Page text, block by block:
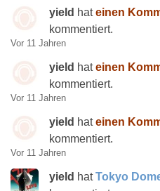
yield hateinen
kommentiert.
Vor 11 Jahren
yield hateinen
kommentiert.
Vor 11 Jahren
yield hateinen
kommentiert.
Vor 11 Jahren
yield hatTokyo